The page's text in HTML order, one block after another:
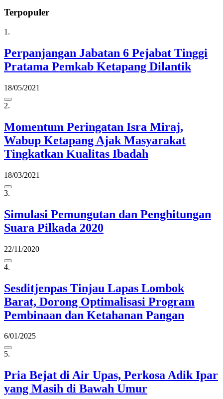
Terpopuler
1.
Perpanjangan Jabatan 6 Pejabat Tinggi
Pratama Pemkab Ketapang Dilantik
18/05/2021
2.
Momentum Peringatan Isra Miraj,
Wabup Ketapang Ajak Masyarakat
Tingkatkan Kualitas Ibadah
18/03/2021
3.
Simulasi Pemungutan dan Penghitungan
Suara Pilkada 2020
22/11/2020
4.
Sesditjenpas Tinjau Lapas Lombok
Barat, Dorong Optimalisasi Program
Pembinaan dan Ketahanan Pangan
6/01/2025
5.
Pria Bejat di Air Upas, Perkosa Adik Ipar
yang Masih di Bawah Umur